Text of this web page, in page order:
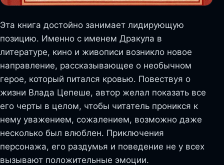
Эта книга достойно занимает лидирующую
позицию. Именно с именем Дракула в
литературе, кино и живописи возникло новое
направление, рассказывающее о необычном
герое, который питался кровью. Повествуя о
жизни Влада Цепеше, автор желал показать все
его черты в целом, чтобы читатель проникся к
нему уважением, сожалением, возможно даже
несколько был влюблен. Приключения
персонажа, его раздумья и поведение не у всех
вызывают положительные эмоции.